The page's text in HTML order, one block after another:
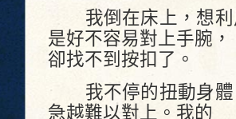
我倒在床上，想利
是好不容易對上手腕，
卻找不到按扣了。
我不停的扭動身體
急越難以對上。我的